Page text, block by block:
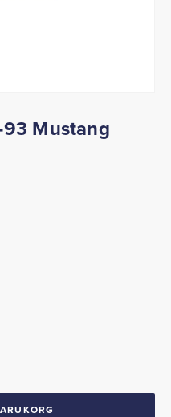
Mustang